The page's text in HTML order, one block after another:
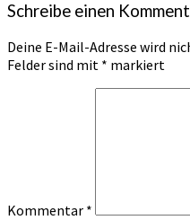
Schreibe einen
Deine E-Mail-Adresse wird
Felder sind mit * markiert
Kommentar *